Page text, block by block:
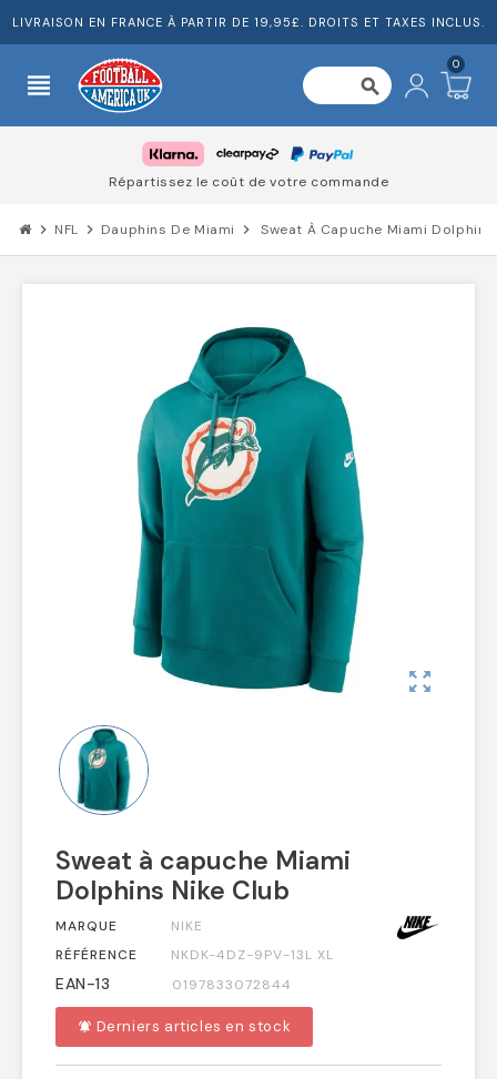
LIVRAISON EN FRANCE À PARTIR DE 19,95£. DROITS ET TAXES INCLUS.
view_headline search
0
Répartissez le coût de votre commande
chevron_right NFL chevron_right Dauphins De Miami chevron_right Sweat À Capuche Miami
zoom_out_map
Sweat à capuche Miami
Dolphins Nike Club
MARQUE
NIKE
RÉFÉRENCE
NKDK-4DZ-9PV-13L XL
EAN-13 0197833072844
notifications_active Derniers articles en stock